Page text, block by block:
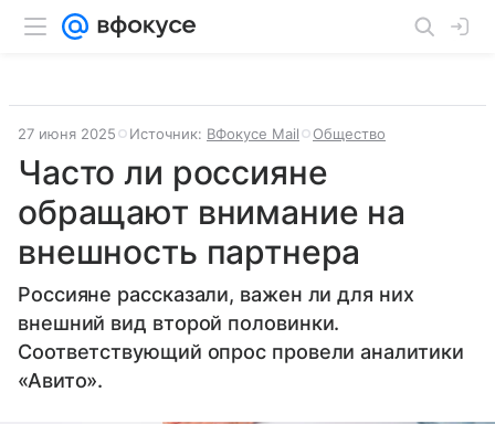
27 июня 2025 Источник: ВФокусе Mail Общество
Часто ли россияне
обращают внимание на
внешность партнера
Россияне рассказали, важен ли для них
внешний вид второй половинки.
Соответствующий опрос провели аналитики
«Авито».